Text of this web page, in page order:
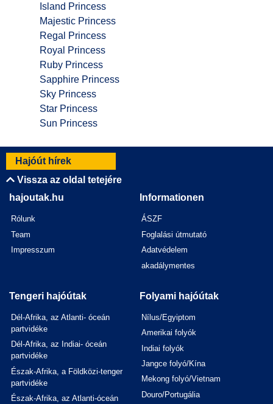
Island Princess
Majestic Princess
Regal Princess
Royal Princess
Ruby Princess
Sapphire Princess
Sky Princess
Star Princess
Sun Princess
Hajóút hírek
Vissza az oldal tetejére
hajoutak.hu
Rólunk
Team
Impresszum
Informationen
ÁSZF
Foglalási útmutató
Adatvédelem
akadálymentes
Tengeri hajóútak
Dél-Afrika, az Atlanti- óceán
partvidéke
Dél-Afrika, az Indiai- óceán
partvidéke
Észak-Afrika, a Földközi-tenger
partvidéke
Észak-Afrika, az Atlanti-óceán
Folyami hajóútak
Nílus/Egyiptom
Amerikai folyók
Indiai folyók
Jangce folyó/Kína
Mekong folyó/Vietnam
Douro/Portugália